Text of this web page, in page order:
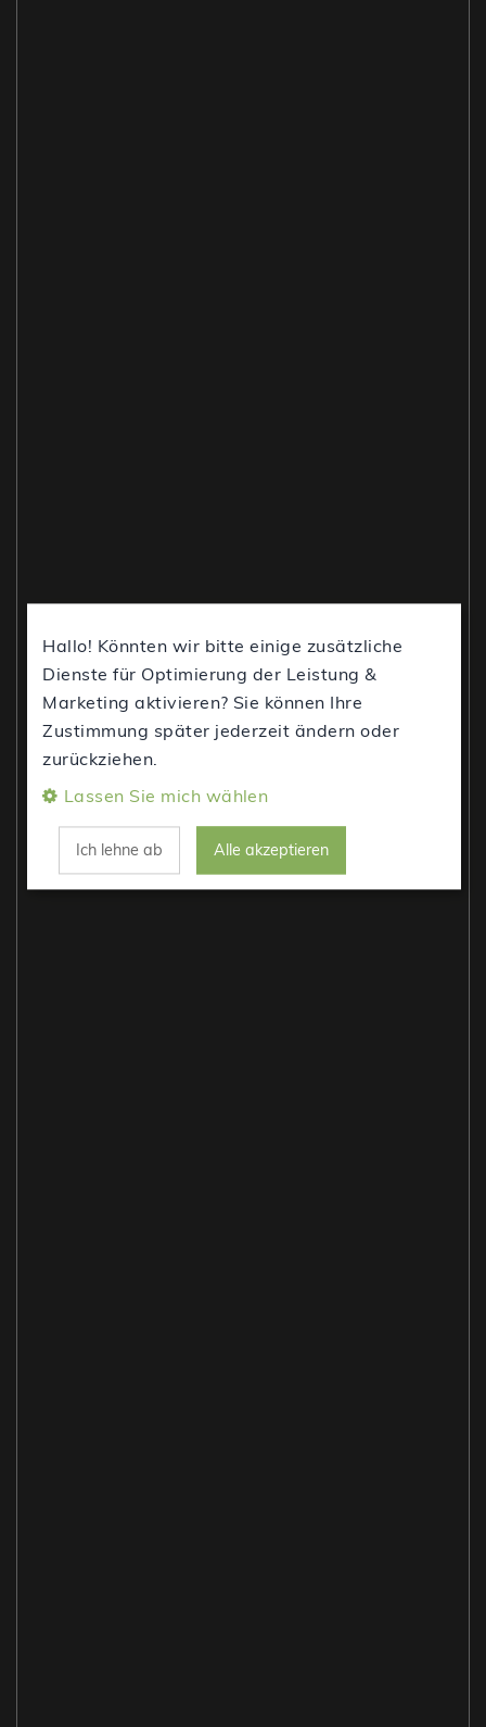
Hallo! Könnten wir bitte einige zusätzliche
Dienste für Optimierung der Leistung &
Marketing aktivieren? Sie können Ihre
Zustimmung später jederzeit ändern oder
zurückziehen.
Lassen Sie mich wählen
Ich lehne ab Alle akzeptieren